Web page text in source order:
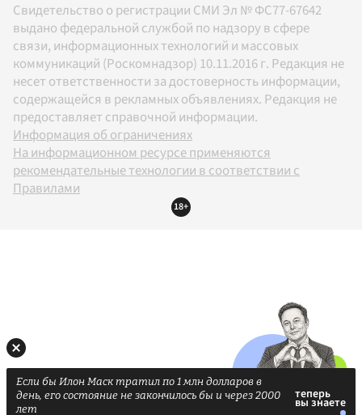
Свидетельство о регистрации СМИ Эл № ФС77-67642
выдано федеральной службой по надзору в сфере
связи, информационных технологий и массовых
коммуникаций (Роскомнадзор) 10.11.2016 г. Редакция не
несет ответственности за достоверность информации,
содержащейся в рекламных объявлениях. Редакция не
предоставляет справочной информации.
Информация об ограничениях
На информационном ресурсе применяются
рекомендательные технологии в соответствии с
Правилами
18+
Если бы Илон Маск тратил по 1 млн долларов в
день, его состояние не закончилось бы и через 2000
лет